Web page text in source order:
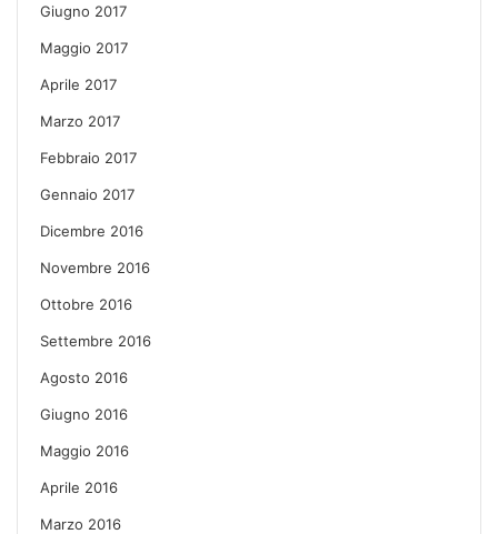
Giugno 2017
Maggio 2017
Aprile 2017
Marzo 2017
Febbraio 2017
Gennaio 2017
Dicembre 2016
Novembre 2016
Ottobre 2016
Settembre 2016
Agosto 2016
Giugno 2016
Maggio 2016
Aprile 2016
Marzo 2016